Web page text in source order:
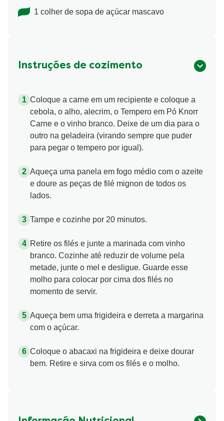
1 colher de sopa de açúcar mascavo
Instruções de cozimento
Coloque a carne em um recipiente e coloque a
cebola, o alho, alecrim, o Tempero em Pó Knorr
Carne e o vinho branco. Deixe de um dia para o
outro na geladeira (virando sempre que puder
para pegar o tempero por igual).
Aqueça uma panela em fogo médio com o azeite
e doure as peças de filé mignon de todos os
lados.
Tampe e cozinhe por 20 minutos.
Retire os filés e junte a marinada com vinho
branco. Cozinhe até reduzir de volume pela
metade, junte o mel e desligue. Guarde esse
molho para colocar por cima dos filés no
momento de servir.
Aqueça bem uma frigideira e derreta a margarina
com o açúcar.
Coloque o abacaxi na frigideira e deixe dourar
bem. Retire e sirva com os filés e o molho.